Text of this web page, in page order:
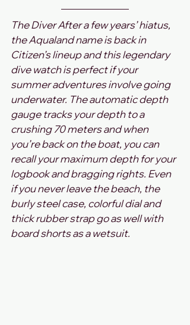
The Diver After a few years’ hiatus,
the Aqualand name is back in
Citizen’s lineup and this legendary
dive watch is perfect if your
summer adventures involve going
underwater. The automatic depth
gauge tracks your depth to a
crushing 70 meters and when
you’re back on the boat, you can
recall your maximum depth for your
logbook and bragging rights. Even
if you never leave the beach, the
burly steel case, colorful dial and
thick rubber strap go as well with
board shorts as a wetsuit.